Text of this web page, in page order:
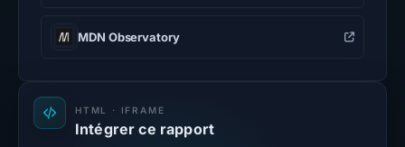
MDN Observatory
HTML · IFRAME
Intégrer ce rapport